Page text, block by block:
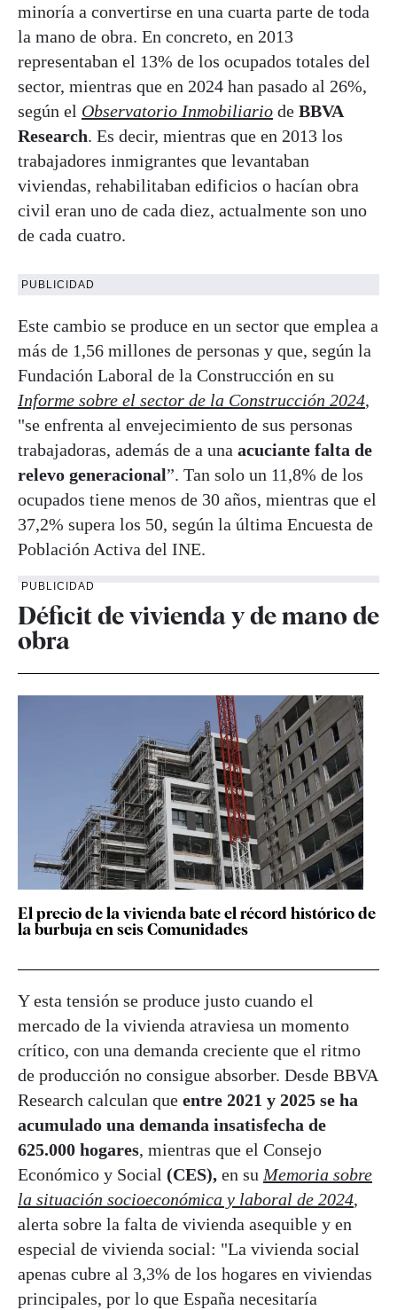
minoría a convertirse en una cuarta parte de toda
la mano de obra. En concreto, en 2013
representaban el 13% de los ocupados totales del
sector, mientras que en 2024 han pasado al 26%,
según el Observatorio Inmobiliario de BBVA
Research. Es decir, mientras que en 2013 los
trabajadores inmigrantes que levantaban
viviendas, rehabilitaban edificios o hacían obra
civil eran uno de cada diez, actualmente son uno
de cada cuatro.
PUBLICIDAD
Este cambio se produce en un sector que emplea a
más de 1,56 millones de personas y que, según la
Fundación Laboral de la Construcción en su
Informe sobre el sector de la Construcción 2024,
"se enfrenta al envejecimiento de sus personas
trabajadoras, además de a una acuciante falta de
relevo generacional”. Tan solo un 11,8% de los
ocupados tiene menos de 30 años, mientras que el
37,2% supera los 50, según la última Encuesta de
Población Activa del INE.
PUBLICIDAD
Déficit de vivienda y de mano de
obra
El precio de la vivienda bate el récord histórico de
la burbuja en seis Comunidades
Y esta tensión se produce justo cuando el
mercado de la vivienda atraviesa un momento
crítico, con una demanda creciente que el ritmo
de producción no consigue absorber. Desde BBVA
Research calculan que entre 2021 y 2025 se ha
acumulado una demanda insatisfecha de
625.000 hogares, mientras que el Consejo
Económico y Social (CES), en su Memoria sobre
la situación socioeconómica y laboral de 2024,
alerta sobre la falta de vivienda asequible y en
especial de vivienda social: "La vivienda social
apenas cubre al 3,3% de los hogares en viviendas
principales, por lo que España necesitaría